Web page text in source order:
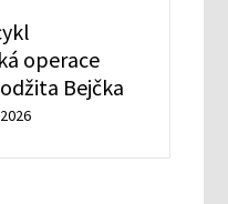
operace
Bejčka